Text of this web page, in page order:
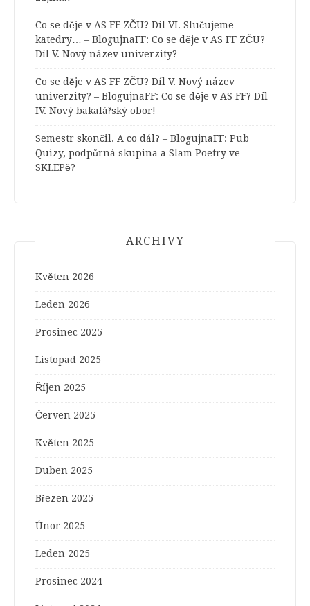
Co se děje v AS FF ZČU? Díl VI. Slučujeme
katedry… – BlogujnaFF: Co se děje v AS FF ZČU?
Díl V. Nový název univerzity?
Co se děje v AS FF ZČU? Díl V. Nový název
univerzity? – BlogujnaFF: Co se děje v AS FF? Díl
IV. Nový bakalářský obor!
Semestr skončil. A co dál? – BlogujnaFF: Pub
Quizy, podpůrná skupina a Slam Poetry ve
SKLEPě?
ARCHIVY
Květen 2026
Leden 2026
Prosinec 2025
Listopad 2025
Říjen 2025
Červen 2025
Květen 2025
Duben 2025
Březen 2025
Únor 2025
Leden 2025
Prosinec 2024